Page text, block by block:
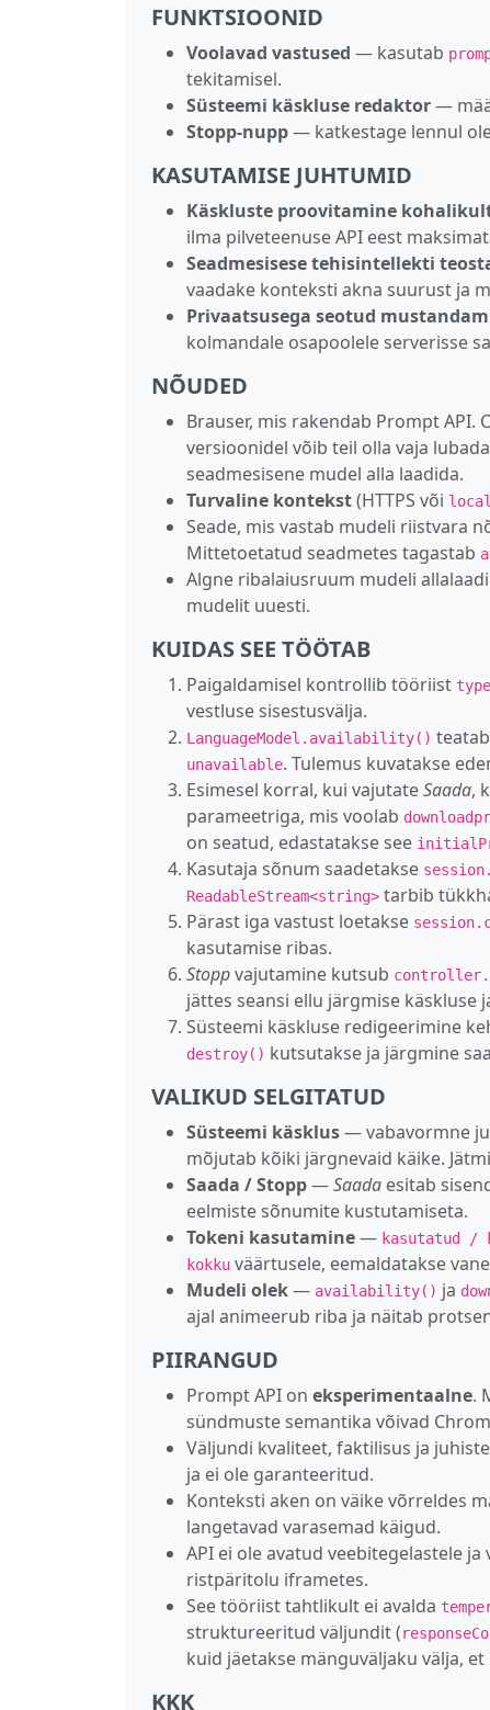
FUNKTSIOONID
Voolavad vastused — kasutab
tekitamisel.
Süsteemi käskluse redaktor—
Stopp-nupp— katkestage lennul
KASUTAMISE JUHTUMID
Käskluste proovitamine
ilma pilveteenuse API eest
Seadmesisese tehisintellekti
vaadake konteksti akna suurust ja
Privaatsusega seotud
kolmandale osapoolele serverisse
NÕUDED
Brauser, mis rakendab Prompt API.
versioonidel võib teil olla vaja
seadmesisene mudel alla laadida.
Turvaline kontekst(HTTPS või
Seade, mis vastab mudeli riistvara
Mittetoetatud seadmetes tagastab
Algne ribalaiusruum mudeli
mudelit uuesti.
KUIDAS SEE TÖÖTAB
Paigaldamisel kontrollib tööriist
vestluse sisestusvälja.
LanguageModel.availability()
unavailable. Tulemus kuvatakse
Esimesel korral, kui vajutateSaada,
parameetriga, mis voolab
on seatud, edastatakse see
Kasutaja sõnum saadetakse
ReadableStream<string> tarbib
Pärast iga vastust loetakse
kasutamise ribas.
Stoppvajutamine kutsub
jättes seansi ellu järgmise käskluse
Süsteemi käskluse redigeerimine
destroy() kutsutakse ja järgmine
VALIKUD SELGITATUD
Süsteemi käsklus— vabavormne
mõjutab kõiki järgnevaid käike.
Saada / Stopp—Saada esitab
eelmiste sõnumite kustutamiseta.
Tokeni kasutamine— kasutatud /
kokku väärtusele, eemaldatakse
Mudeli olek— availability() ja
ajal animeerub riba ja näitab
PIIRANGUD
Prompt API on eksperimentaalne.
sündmuste semantika võivad
Väljundi kvaliteet, faktilisus ja
ja ei ole garanteeritud.
Konteksti aken on väike võrreldes
langetavad varasemad käigud.
API ei ole avatud veebitegelastele
ristpäritolu iframetes.
See tööriist tahtlikult ei avalda
struktureeritud väljundit (
kuid jäetakse mänguväljaku välja,
KKK